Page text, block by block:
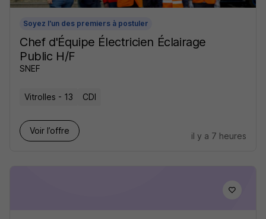
Soyez l'un des premiers à postuler
Chef d'Équipe Électricien Éclairage
Public H/F
SNEF
Vitrolles - 13 CDI
Voir l’offre
il y a 7 heures